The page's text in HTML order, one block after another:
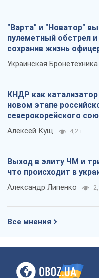
"Варта" и "Новатор"
пулеметный обстрел и
сохранив жизнь
Украинская Бронетехника
КНДР как
новом этапе
северокорейского
Алексей Кущ 4,2 т.
Выход в элиту ЧМ и
что происходит в
Александр Липенко
Все мнения